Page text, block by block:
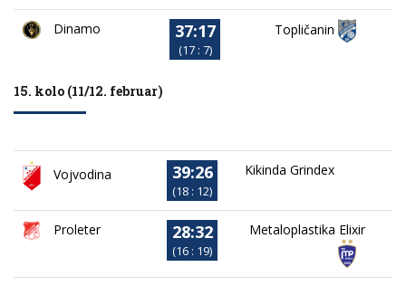
Dinamo 37:17
(17 : 7)
Topličanin
15. kolo (11/12. februar)
Vojvodina 39:26
(18 : 12)
Kikinda Grindex
Proleter 28:32
(16 : 19)
Metaloplastika Elixir